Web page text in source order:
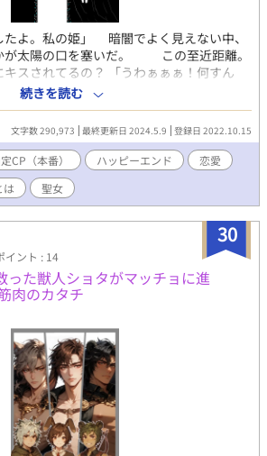
たよ。私の姫」 暗闇でよく見えない中、
が太陽の口を塞いだ。 この至近距離。
スされてるの？ 「うわぁぁぁ！何すん
（男）はドンと思いきり相手（男）を突
ぁぁー！落ちるー！」 「姫！私の手を掴ん
！この変態！」 このままだと死んじゃ
＊ 男とはぐれて辿り着いた場所は瘴気が
る異世界だった。しかも女神の怒りを買
界。 俺、男なのに…。姫なんて…。 人
世界に帰る為、謎の男を探す太陽。その
巡り合うー。 《全七章構成》最終話まで
まったりです。 ※注意※固定CPですが、そ
も出て来ます。 ※ムーンライトノベルズ
章からこちらが先行公開になります。
続きを読む
文字数 290,973 最終更新日 2024.5.9 登録日 2022.10.15
CP（本番） ハッピーエンド
恋愛
は 聖女
30
イント : 14
った獣人ショタがマッチョに進
肉のカタチ